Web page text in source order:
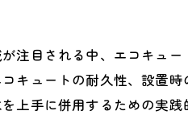
注目される中、エコキュー
キュートの耐久性、設置時
上手に併用するための実践